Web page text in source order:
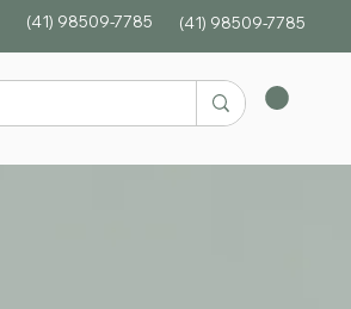
(41) 98509-7785 (41) 98509-7785